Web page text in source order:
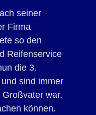
seiner
Firma
so den
Reifenservice
die 3.
sind immer
war.
können.